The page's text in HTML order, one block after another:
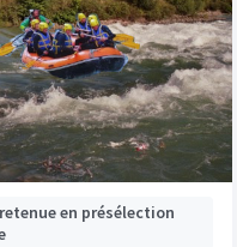
en présélection